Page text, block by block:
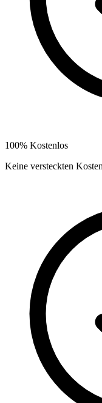
100% Kostenlos
Keine versteckten Kosten